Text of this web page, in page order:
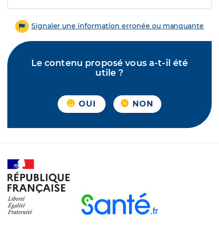
Signaler une information erronée ou manquante
Le contenu proposé vous a-t-il été
utile ?
OUI NON